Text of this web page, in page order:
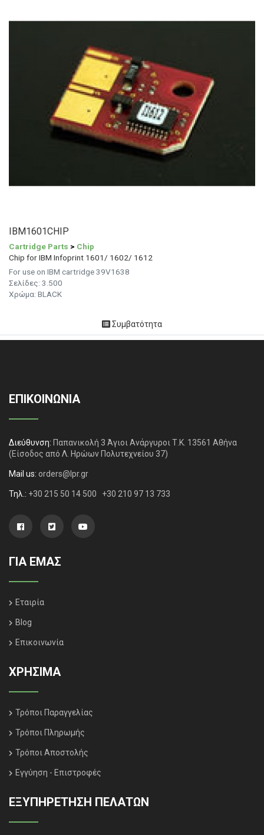
IBM1601CHIP
Cartridge Parts > Chip
Chip for IBM Infoprint 1601/ 1602/ 1612
For use on IBM cartridge 39V1638
Σελίδες: 3.500
Χρώμα: BLACK
Συμβατότητα
ΕΠΙΚΟΙΝΩΝΙΑ
Διεύθυνση: Παπανικολή 3 Άγιοι Ανάργυροι Τ.Κ. 13561 Αθήνα
(Είσοδος από Λ. Ηρώων Πολυτεχνείου 37)
Mail us: orders@lpr.gr
Τηλ.: +30 215 50 14 500 +30 210 97 13 733
ΓΙΑ ΕΜΑΣ
Εταιρία
Blog
Επικοινωνία
ΧΡΗΣΙΜΑ
Τρόποι Παραγγελίας
Τρόποι Πληρωμής
Τρόποι Αποστολής
Εγγύηση - Επιστροφές
ΕΞΥΠΗΡΈΤΗΣΗ ΠΕΛΑΤΏΝ